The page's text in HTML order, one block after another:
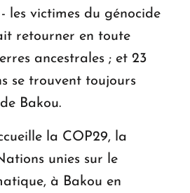
les victimes du génocide
retourner en toute
ancestrales ; et 23
se trouvent toujours
Bakou.
la COP29, la
unies sur le
à Bakou en